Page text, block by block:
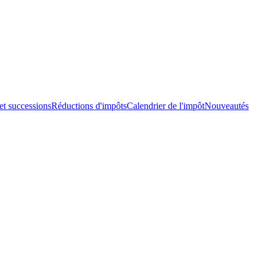
successionsRéductions d'impôtsCalendrier de l'impôtNouveautés